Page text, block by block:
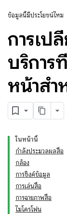
ข้อมูลนี้มีประโยชน์ไหม
การเป
บริการ
หน้าสำ
ในหน้านี้
กำลังประมวลผลสื่อ
กล้อง
การซิงค์ข้อมูล
การเล่นสื่อ
การฉายภาพสื่อ
ไมโครโฟน